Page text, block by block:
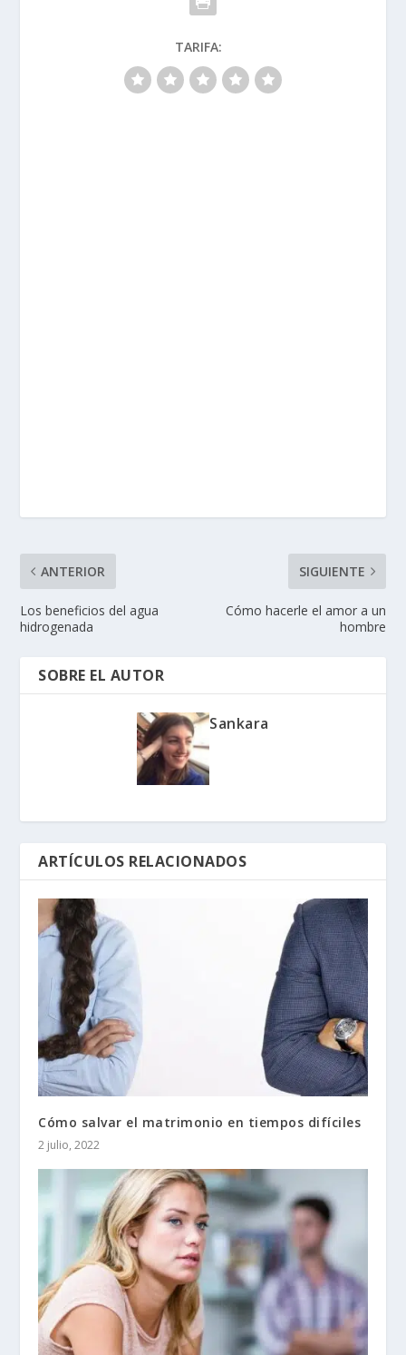
TARIFA:
ANTERIOR
Los beneficios del agua
hidrogenada
SIGUIENTE
Cómo hacerle el amor a un
hombre
SOBRE EL AUTOR
Sankara
ARTÍCULOS RELACIONADOS
Cómo salvar el matrimonio en tiempos difíciles
2 julio, 2022